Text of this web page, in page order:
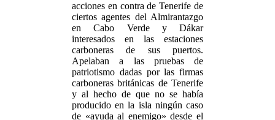
acciones en contra de Tenerife de
ciertos agentes del Almirantazgo
en Cabo Verde y Dákar
interesados en las estaciones
carboneras de sus puertos.
Apelaban a las pruebas de
patriotismo dadas por las firmas
carboneras británicas de Tenerife
y al hecho de que no se había
producido en la isla ningún caso
de «ayuda al enemigo» desde el